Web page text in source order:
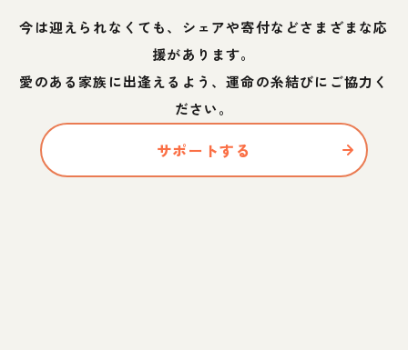
今は迎えられなくても、シェアや寄付などさまざまな応
援があります。
愛のある家族に出逢えるよう、運命の糸結びにご協力く
ださい。
サポートする